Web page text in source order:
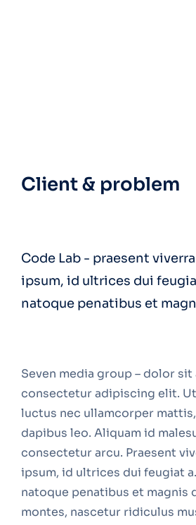
Client & problem
Code Lab - praesent
ipsum, id ultrices dui
natoque penatibus et
Seven media group – dolor sit
consectetur adipiscing elit.
luctus nec ullamcorper
dapibus leo. Aliquam id
consectetur arcu. Praesent
ipsum, id ultrices dui feugiat
natoque penatibus et magnis
montes, nascetur ridiculus